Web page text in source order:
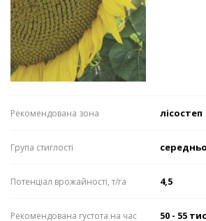
Рекомендована зона лісостеп
Група стиглості
Потенціал врожайності, т/га 4,5
Рекомендована густота на час
50 - 55